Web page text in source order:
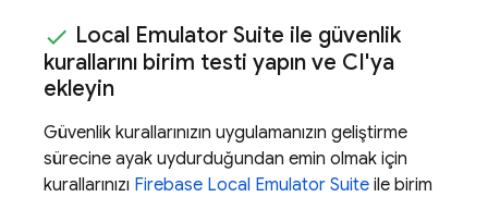
Local Emulator Suite ile güvenlik
kurallarını birim testi yapın ve CI'ya
ekleyin
Güvenlik kurallarınızın uygulamanızın geliştirme
sürecine ayak uydurduğundan emin olmak için
kurallarınızı Firebase Local Emulator Suite ile birim